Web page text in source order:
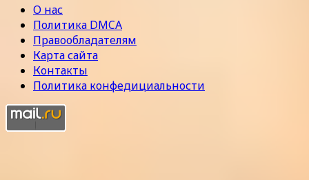
О нас
Политика DMCA
Правообладателям
Карта сайта
Контакты
Политика конфедициальности